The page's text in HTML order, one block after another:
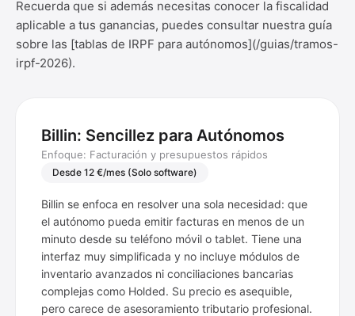
Recuerda que si además necesitas conocer la fiscalidad
aplicable a tus ganancias, puedes consultar nuestra guía
sobre las [tablas de IRPF para autónomos](/guias/tramos-
irpf-2026).
Billin: Sencillez para Autónomos
Enfoque: Facturación y presupuestos rápidos
Desde 12 €/mes (Solo software)
Billin se enfoca en resolver una sola necesidad: que
el autónomo pueda emitir facturas en menos de un
minuto desde su teléfono móvil o tablet. Tiene una
interfaz muy simplificada y no incluye módulos de
inventario avanzados ni conciliaciones bancarias
complejas como Holded. Su precio es asequible,
pero carece de asesoramiento tributario profesional.